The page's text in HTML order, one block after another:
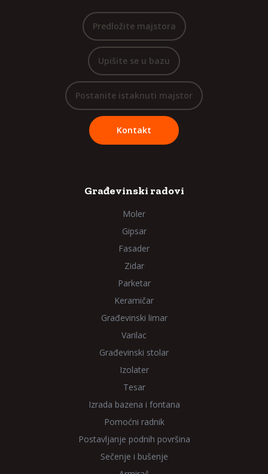
Predložite majstora
Upišite se u bazu
Postanite istaknuti majstor
Kontakt
Građevinski radovi
Moler
Gipsar
Fasader
Zidar
Parketar
Keramičar
Građevinski limar
Varilac
Građevinski stolar
Izolater
Tesar
Izrada bazena i fontana
Pomoćni radnik
Postavljanje podnih površina
Sečenje i bušenje